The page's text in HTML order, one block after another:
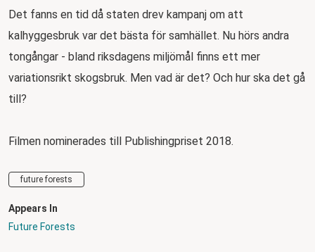
Det fanns en tid då staten drev kampanj om att
kalhyggesbruk var det bästa för samhället. Nu hörs andra
tongångar - bland riksdagens miljömål finns ett mer
variationsrikt skogsbruk. Men vad är det? Och hur ska det gå
till?
Filmen nominerades till Publishingpriset 2018.
future forests
Appears In
Future Forests